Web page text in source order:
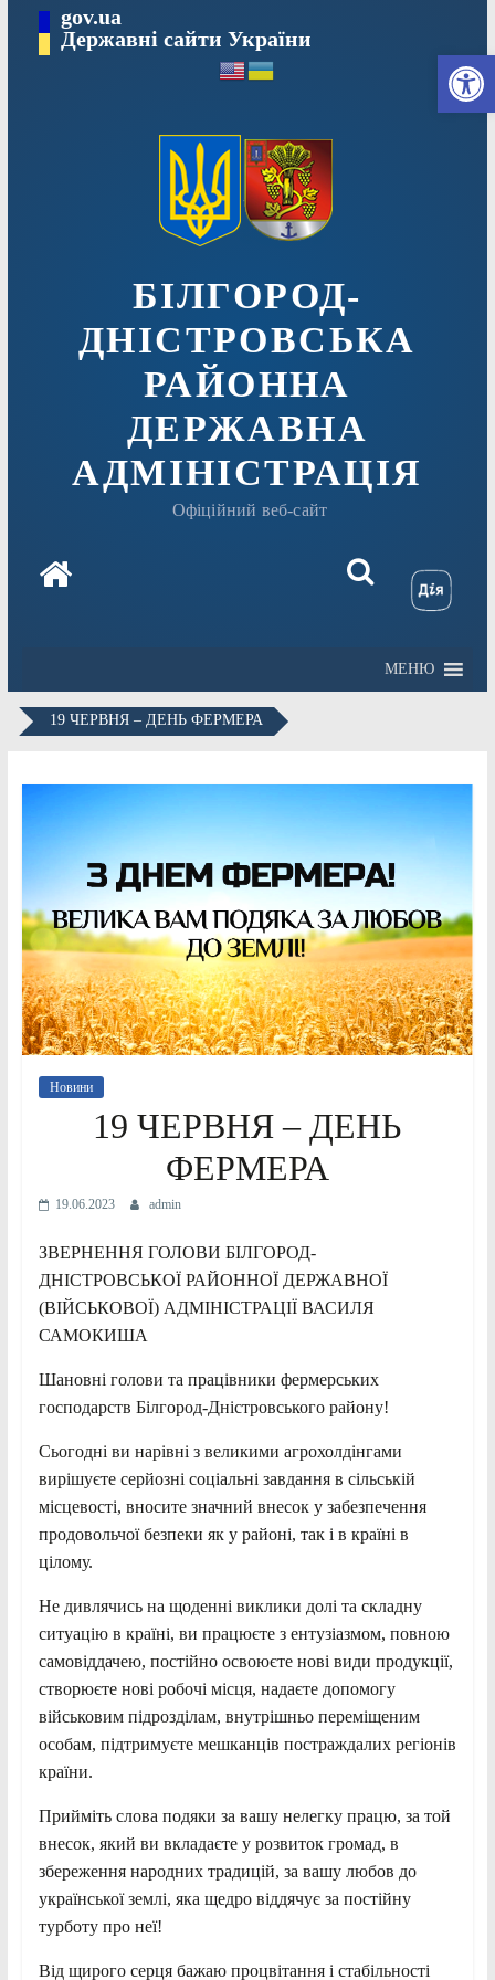
вмісту
gov.ua
Державні сайти України
БІЛГОРОД-
ДНІСТРОВСЬКА
РАЙОННА
ДЕРЖАВНА
АДМІНІСТРАЦІЯ
Офіційний веб-сайт
МЕНЮ
19 ЧЕРВНЯ – ДЕНЬ ФЕРМЕРА
Новини
19 ЧЕРВНЯ – ДЕНЬ
ФЕРМЕРА
19.06.2023 admin
ЗВЕРНЕННЯ ГОЛОВИ БІЛГОРОД-
ДНІСТРОВСЬКОЇ РАЙОННОЇ ДЕРЖАВНОЇ
(ВІЙСЬКОВОЇ) АДМІНІСТРАЦІЇ ВАСИЛЯ
САМОКИША
Шановні голови та працівники фермерських
господарств Білгород-Дністровського району!
Сьогодні ви нарівні з великими агрохолдінгами
вирішуєте серйозні соціальні завдання в сільській
місцевості, вносите значний внесок у забезпечення
продовольчої безпеки як у районі, так і в країні в
цілому.
Не дивлячись на щоденні виклики долі та складну
ситуацію в країні, ви працюєте з ентузіазмом, повною
самовіддачею, постійно освоюєте нові види продукції,
створюєте нові робочі місця, надаєте допомогу
військовим підрозділам, внутрішньо переміщеним
особам, підтримуєте мешканців постраждалих регіонів
країни.
Прийміть слова подяки за вашу нелегку працю, за той
внесок, який ви вкладаєте у розвиток громад, в
збереження народних традицій, за вашу любов до
української землі, яка щедро віддячує за постійну
турботу про неї!
Від щирого серця бажаю процвітання і стабільності